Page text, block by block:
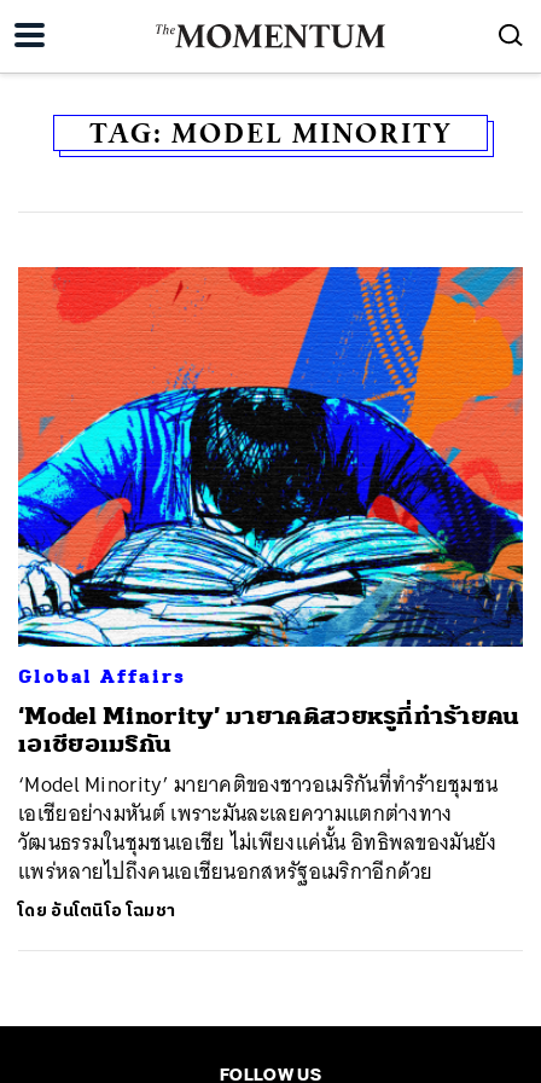
TAG: MODEL MINORITY
Global Affairs
‘Model Minority’ มายาคติสวยหรูที่ทำร้ายคน
เอเชียอเมริกัน
‘Model Minority’ มายาคติของชาวอเมริกันที่ทำร้ายชุมชน
เอเชียอย่างมหันต์ เพราะมันละเลยความแตกต่างทาง
วัฒนธรรมในชุมชนเอเชีย ไม่เพียงแค่นั้น อิทธิพลของมันยัง
แพร่หลายไปถึงคนเอเชียนอกสหรัฐอเมริกาอีกด้วย
โดย อันโตนิโอ โฉมชา
FOLLOW US
ค้นหา
SHARE TWEET LINE EMAIL